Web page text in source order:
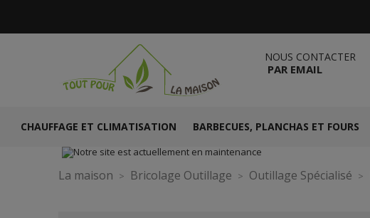
NOUS CONTACTER
PAR EMAIL
CHAUFFAGE ET CLIMATISATION BARBECUES, PLANCHAS ET FOURS
La maison Bricolage Outillage Outillage Spécialisé